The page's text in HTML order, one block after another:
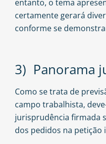
entanto, o tema
certamente gerará
conforme se
3) Panorama
Como se trata de
campo trabalhista,
jurisprudência firmada
dos pedidos na petição